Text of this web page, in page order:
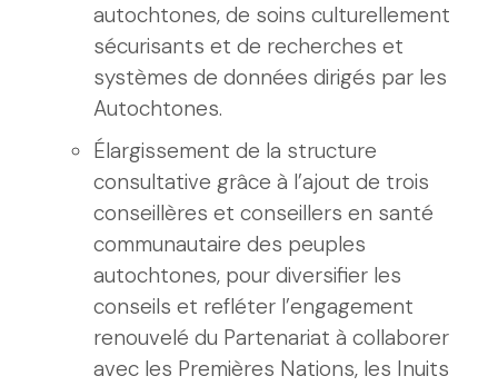
autochtones, de soins culturellement
sécurisants et de recherches et
systèmes de données dirigés par les
Autochtones.
Élargissement de la structure
consultative grâce à l’ajout de trois
conseillères et conseillers en santé
communautaire des peuples
autochtones, pour diversifier les
conseils et refléter l’engagement
renouvelé du Partenariat à collaborer
avec les Premières Nations, les Inuits